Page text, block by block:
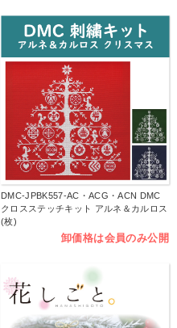
DMC-JPBK557-AC・ACG・ACN DMC
クロスステッチキット アルネ＆カルロス
(枚)
卸価格は会員のみ公開